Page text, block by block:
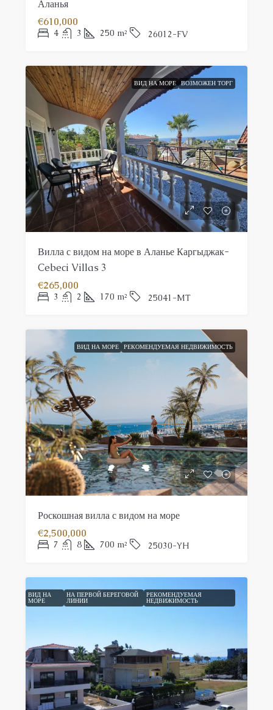
Аланья
€610,000
4 3 250 m² 26012-FV
ВИД НА МОРЕ ВОЗМОЖЕН ТОРГ
Вилла с видом на море в Аланье Каргыджак-
Cebeci Villas 3
€265,000
3 2 170 m² 25041-MT
ВИД НА МОРЕ РЕКОМЕНДУЕМАЯ НЕДВИЖИМОСТЬ
Роскошная вилла с видом на море
€2,500,000
7 8 700 m² 25030-YH
ВИД НА
МОРЕ
НА ПЕРВОЙ БЕРЕГОВОЙ
ЛИНИИ
РЕКОМЕНДУЕМАЯ
НЕДВИЖИМОСТЬ